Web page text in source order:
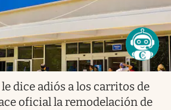
dice adiós a los carritos de
oficial la remodelación de